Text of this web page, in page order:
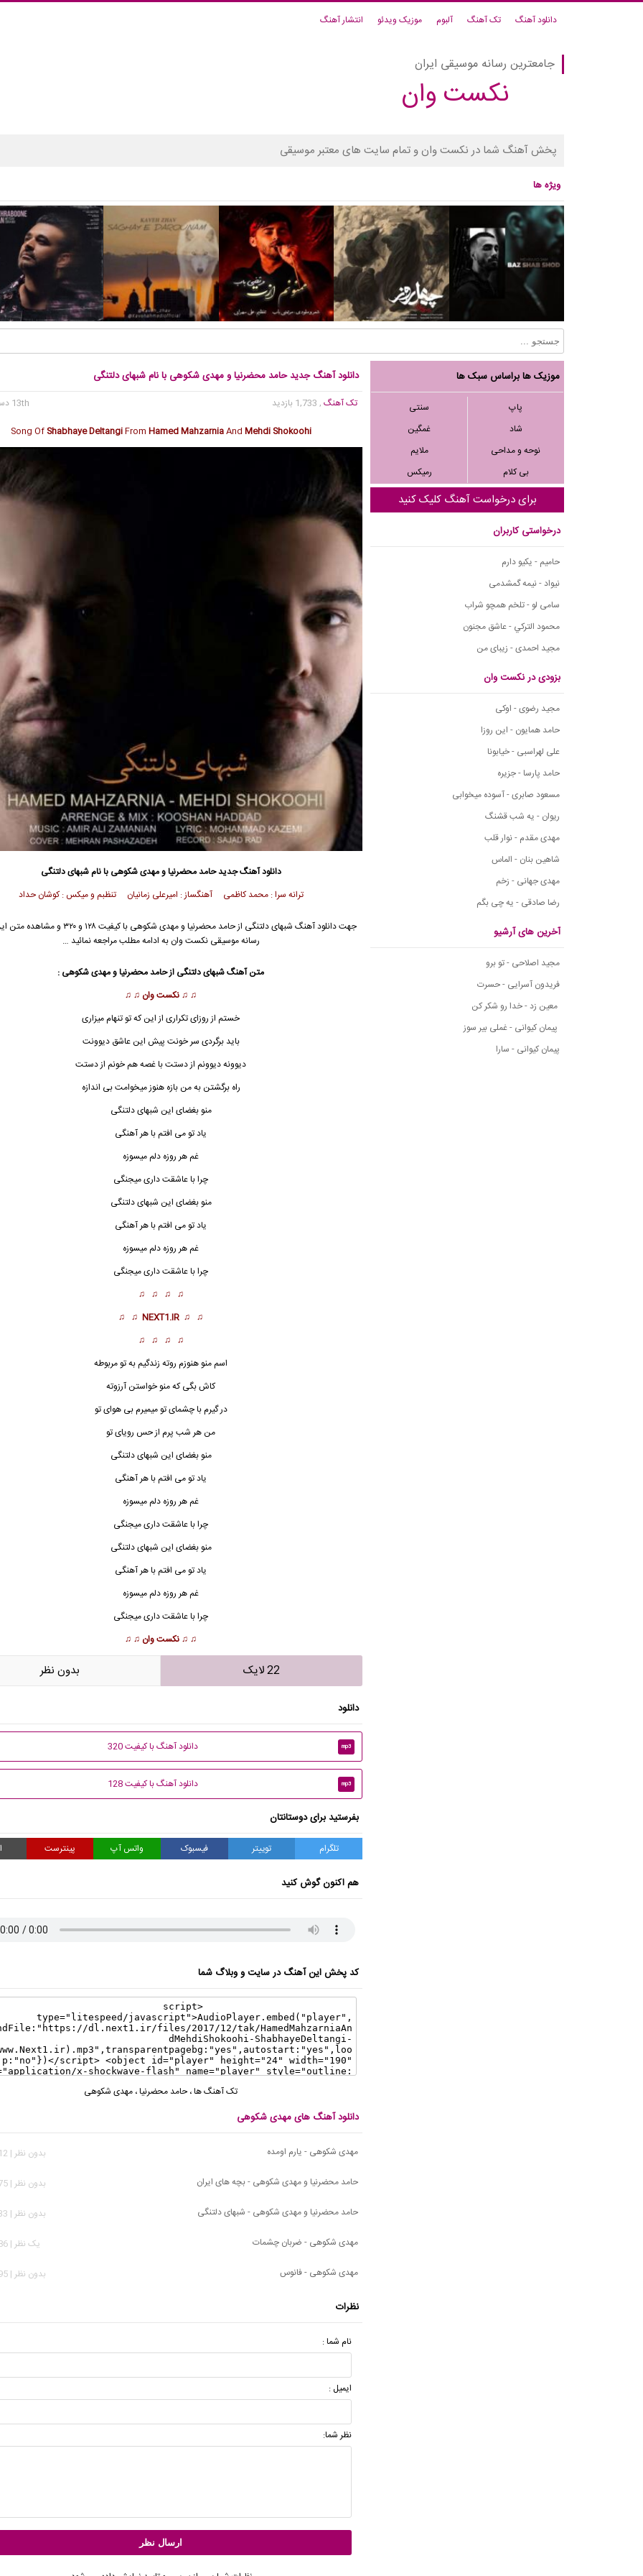
دانلود آهنگ تک آهنگ آلبوم موزیک ویدئو انتشار آهنگ
جامعترین رسانه موسیقی ایران
نکست وان
پخش آهنگ شما در نکست وان و تمام سایت های معتبر موسیقی
ویژه ها
موزیک ها براساس سبک ها
پاپ
سنتی
شاد
غمگین
نوحه و مداحی
ملایم
بی کلام
رمیکس
برای درخواست آهنگ کلیک کنید
درخواستی کاربران
حامیم - یکیو دارم
نیواد - نیمه گمشدمی
سامی لو - تلخم همچو شراب
محمود التركي - عاشق مجنون
مجید احمدی - زیبای من
بزودی در نکست وان
مجید رضوی - اوکی
حامد همایون - این روزا
علی لهراسبی - خیابونا
حامد پارسا - جزیره
مسعود صابری - آسوده میخوابی
ریوان - یه شب قشنگ
مهدی مقدم - نوار قلب
شاهین بنان - الماس
مهدی جهانی - زخم
رضا صادقی - یه چی بگم
آخرین های آرشیو
مجید اصلاحی - تو برو
فریدون آسرایی - حسرت
معین زد - خدا رو شکر کن
پیمان کیوانی - غملی بیر سوز
پیمان کیوانی - سارا
دانلود آهنگ جدید حامد محضرنیا و مهدی شکوهی با نام شبهای دلتنگی
تک آهنگ, 1,733 بازدید
13th دسامبر 2017
Song Of Shabhaye DeltangiFrom Hamed MahzarniaAnd Mehdi Shokoohi
دانلود آهنگ جدیدحامد محضرنیاومهدی شکوهی با نام شبهای دلتنگی
ترانه سرا : محمد کاظمی آهنگساز : امیرعلی زمانیان تنظبم و میکس : کوشان حداد
جهت دانلود آهنگ شبهای دلتنگی ازحامد محضرنیاومهدی شکوهی
با کیفیت ۱۲۸ و ۳۲۰ و
رسانه موسیقی نکست وان به ادامه مطلب مراجعه نمائید …
متن آهنگ شبهای دلتنگی ازحامد محضرنیاو مهدی شکوهی :
♫ ♫ نکست وان ♫ ♫
خستم از روزای تکراری از این که تو تنهام میزاری
باید برگردی سر خونت پیش این عاشق دیوونت
دیوونه دیوونم از دستت با غصه هم خونم از دستت
راه برگشتن به من بازه هنوز میخوامت بی اندازه
منو بغضای این شبهای دلتنگی
یاد تو می افتم با هر آهنگی
غم هر روزه دلم میسوزه
چرا با عاشقت داری میجنگی
منو بغضای این شبهای دلتنگی
یاد تو می افتم با هر آهنگی
غم هر روزه دلم میسوزه
چرا با عاشقت داری میجنگی
♫ ♫ ♫ ♫
♫ ♫
NEXT1.IR
♫ ♫
♫ ♫ ♫ ♫
اسم منو هنوزم روته زندگیم به تو مربوطه
کاش بگی که منو خواستن آرزوته
در گیرم با چشمای تو میمیرم بی هوای تو
من هر شب پرم از حس رویای تو
منو بغضای این شبهای دلتنگی
یاد تو می افتم با هر آهنگی
غم هر روزه دلم میسوزه
چرا با عاشقت داری میجنگی
منو بغضای این شبهای دلتنگی
یاد تو می افتم با هر آهنگی
غم هر روزه دلم میسوزه
چرا با عاشقت داری میجنگی
♫ ♫ نکست وان ♫ ♫
22 لایک بدون نظر
دانلود
mp3 دانلود آهنگ با کیفیت 320
mp3 دانلود آهنگ با کیفیت 128
بفرستید برای دوستانتان
تلگرام توییتر فیسبوک واتس آپ پینترست
هم اکنون گوش کنید
کد پخش این آهنگ در سایت و وبلاگ شما
تک آهنگ ها، حامد محضرنیا، مهدی شکوهی
دانلود آهنگ های مهدی شکوهی
مهدی شکوهی - یارم اومده
بدون نظر | 6,812 بازدید
حامد محضرنیا و مهدی شکوهی - بچه های ایران
بدون نظر | 4,075 بازدید
حامد محضرنیا و مهدی شکوهی - شبهای دلتنگی
بدون نظر | 1,733 بازدید
مهدی شکوهی - ضربان چشمات
يک نظر | 3,586 بازدید
مهدی شکوهی - فانوس
بدون نظر | 1,295 بازدید
نظرات
نام شما :
ایمیل :
نظر شما: